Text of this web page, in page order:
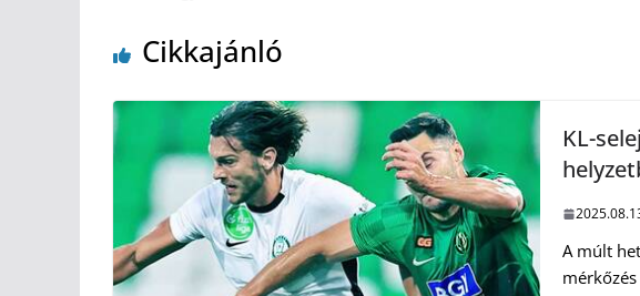
Cikkajánló
KL-
A múlt